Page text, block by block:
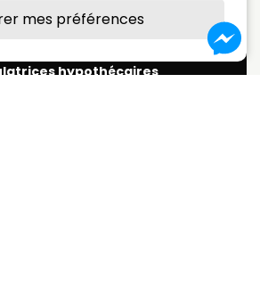
sans préavis
hypothécaires
mes préférences